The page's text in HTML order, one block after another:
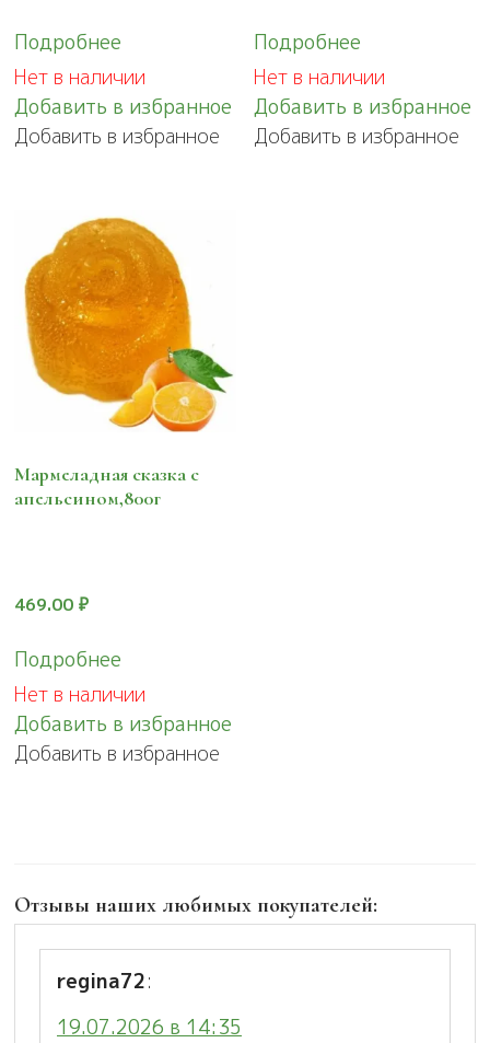
Подробнее
Нет в наличии
Добавить в избранное
Добавить в избранное
Подробнее
Нет в наличии
Добавить в избранное
Добавить в избранное
Мармеладная сказка с
апельсином,800г
469.00 ₽
Подробнее
Нет в наличии
Добавить в избранное
Добавить в избранное
Отзывы наших любимых покупателей:
regina72:
19.07.2026 в 14:35